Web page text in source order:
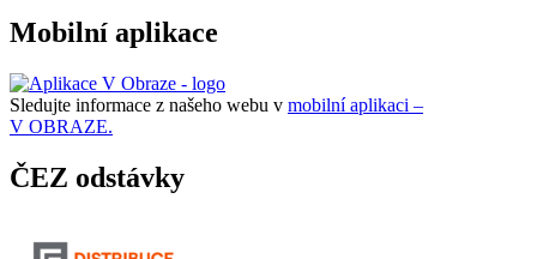
Mobilní aplikace
Sledujte informace z našeho webu v mobilní aplikaci –
V OBRAZE.
ČEZ odstávky